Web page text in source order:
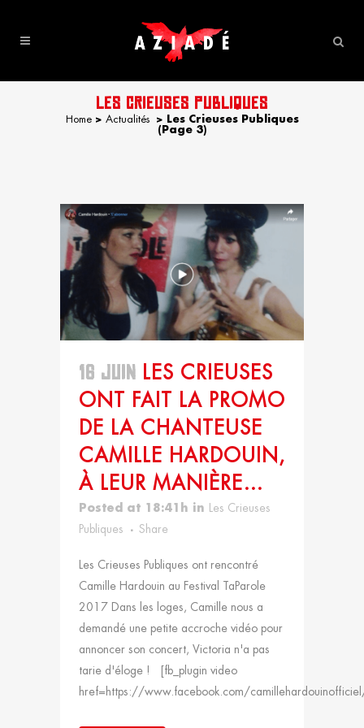
LES CRIEUSES PUBLIQUES
Home> Actualités >
Les Crieuses Publiques
(Page 3)
16 JUIN LES CRIEUSES
ONT FAIT LA PROMO
DE LA CHANTEUSE
CAMILLE HARDOUIN,
À LEUR MANIÈRE…
Posted at 18:41h in
Les Crieuses
Publiques
Share
Les Crieuses Publiques ont rencontré
Camille Hardouin au Festival TaParole
2017 Dans les loges, Camille nous a
demandé une petite accroche vidéo pour
annoncer son concert, Victoria n'a pas
tarie d'éloge ! [fb_plugin video
href=https://www.facebook.com/